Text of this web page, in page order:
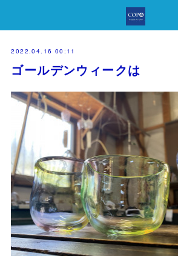
2022.04.16 00:11
ゴールデンウィークは